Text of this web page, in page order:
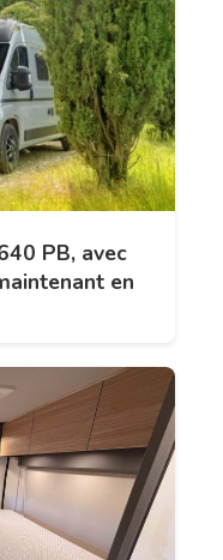
PB, avec
en